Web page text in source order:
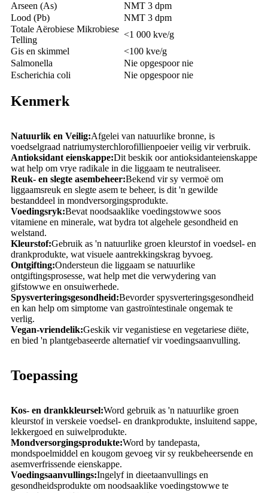
Arseen (As)
NMT 3 dpm
Lood (Pb)
NMT 3 dpm
Totale Aërobiese Mikrobiese
Telling
<1 000 kve/g
Gis en skimmel
<100 kve/g
Salmonella
Nie opgespoor nie
Escherichia coli
Nie opgespoor nie
Kenmerk
Natuurlik en Veilig:Afgelei van natuurlike bronne, is
voedselgraad natriumysterchlorofillienpoeier veilig vir verbruik.
Antioksidant eienskappe:Dit beskik oor antioksidanteienskappe
wat help om vrye radikale in die liggaam te neutraliseer.
Reuk- en slegte asembeheer:Bekend vir sy vermoë om
liggaamsreuk en slegte asem te beheer, is dit 'n gewilde
bestanddeel in mondversorgingsprodukte.
Voedingsryk:Bevat noodsaaklike voedingstowwe soos
vitamiene en minerale, wat bydra tot algehele gesondheid en
welstand.
Kleurstof:Gebruik as 'n natuurlike groen kleurstof in voedsel- en
drankprodukte, wat visuele aantrekkingskrag byvoeg.
Ontgifting:Ondersteun die liggaam se natuurlike
ontgiftingsprosesse, wat help met die verwydering van
gifstowwe en onsuiwerhede.
Spysverteringsgesondheid:Bevorder spysverteringsgesondheid
en kan help om simptome van gastroïntestinale ongemak te
verlig.
Vegan-vriendelik:Geskik vir veganistiese en vegetariese diëte,
en bied 'n plantgebaseerde alternatief vir voedingsaanvulling.
Toepassing
Kos- en drankkleursel:Word gebruik as 'n natuurlike groen
kleurstof in verskeie voedsel- en drankprodukte, insluitend sappe,
lekkergoed en suiwelprodukte.
Mondversorgingsprodukte:Word by tandepasta,
mondspoelmiddel en kougom gevoeg vir sy reukbeheersende en
asemverfrissende eienskappe.
Voedingsaanvullings:Ingelyf in dieetaanvullings en
gesondheidsprodukte om noodsaaklike voedingstowwe te